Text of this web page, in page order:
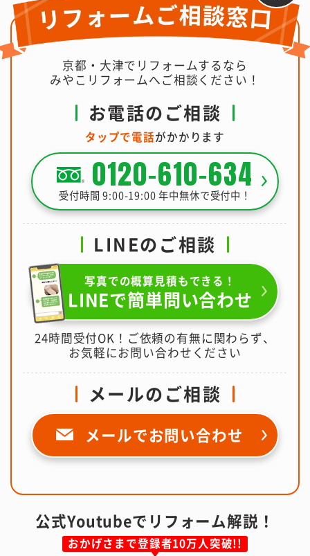
京都・大津でリフォームするなら
みやこリフォームへご相談ください！
お電話のご相談
タップで電話がかかります
0120-610-634
受付時間 9:00-19:00 年中無休で受付中！
LINEのご相談
写真での概算見積もできる！
LINEで簡単問い合わせ
24時間受付OK！ご依頼の有無に関わらず、
お気軽にお問い合わせください
メールのご相談
メールでお問い合わせ
公式Youtubeでリフォーム解説！
おかげさまで登録者10万人突破!!